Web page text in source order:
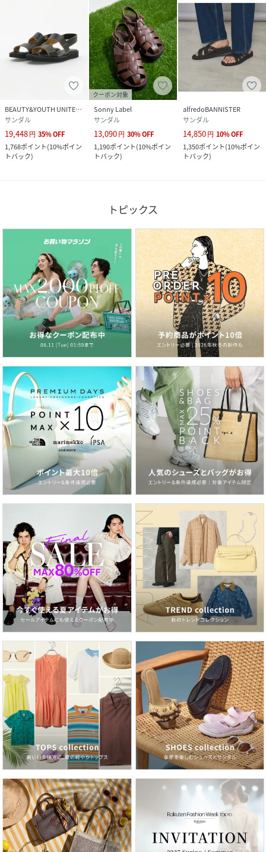
BEAUTY&YOUTH UNITED ARROWS
サンダル
19,448円 35%OFF
1,768ポイント(10%ポイン
トバック)
クーポン対象
Sonny Label
サンダル
13,090円 30%OFF
1,190ポイント(10%ポイン
トバック)
alfredoBANNISTER
サンダル
14,850円 10%OFF
1,350ポイント(10%ポイン
トバック)
トピックス